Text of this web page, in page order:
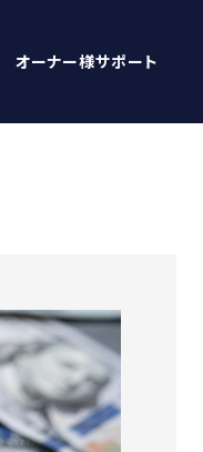
オーナー様サポート